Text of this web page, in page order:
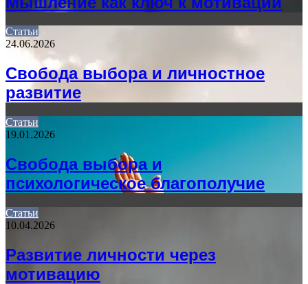
Статьи
24.06.2026
Свобода выбора и личностное
развитие
Статьи
19.01.2026
Свобода выбора и
психологическое благополучие
Статьи
10.04.2026
Развитие личности через
мотивацию